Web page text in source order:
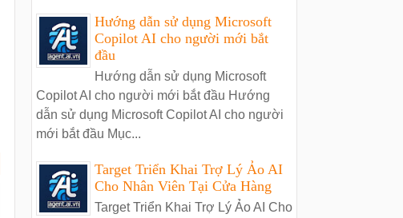
Hướng dẫn sử dụng Microsoft
Copilot AI cho người mới bắt
đầu
Hướng dẫn sử dụng Microsoft
Copilot AI cho người mới bắt đầu Hướng
dẫn sử dụng Microsoft Copilot AI cho người
mới bắt đầu Mục...
Target Triển Khai Trợ Lý Ảo AI
Cho Nhân Viên Tại Cửa Hàng
Target Triển Khai Trợ Lý Ảo AI Cho